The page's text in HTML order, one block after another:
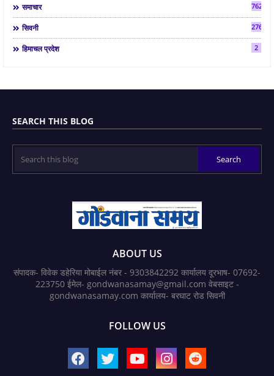
समाचार 7624
सिवनी 2763
हिमाचल प्रदेश 2
SEARCH THIS BLOG
ABOUT US
संपादक- विवेक डहेरिया मोबाईल नंबर - 9303842292 कार्यालय दूरभाष- 07692-
223750 ईमेल- gondwanasamay@gmail.com वेबसाइट -
gondwanasamay.com कार्यालय- बरघाट रोड सिवनी
FOLLOW US